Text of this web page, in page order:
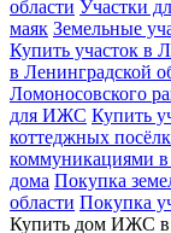
области Участки
маяк Земельные
Купить участок в
в Ленинградской
Ломоносовского
для ИЖС Купить
коттеджных
коммуникациями в
дома Покупка
области Покупка
Купить дом ИЖС в